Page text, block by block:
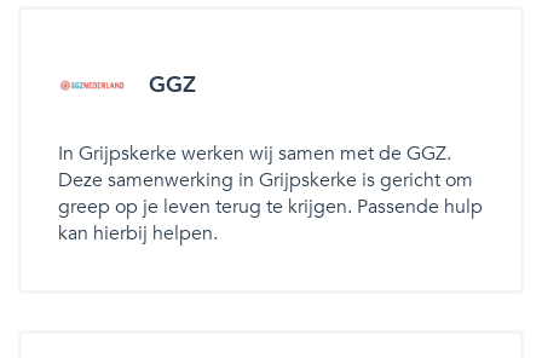
GGZ
In Grijpskerke werken wij samen met de GGZ.
Deze samenwerking in Grijpskerke is gericht om
greep op je leven terug te krijgen. Passende hulp
kan hierbij helpen.